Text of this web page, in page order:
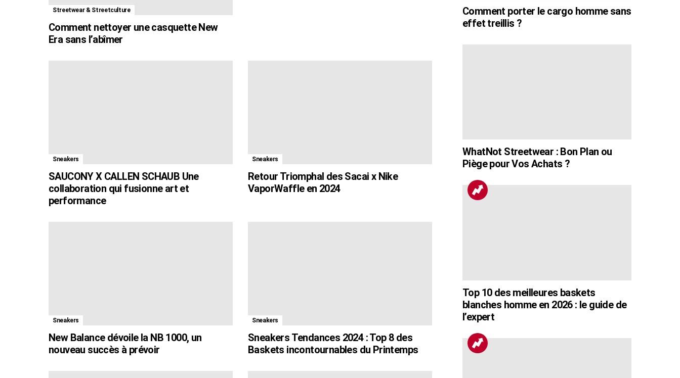
Streetwear & Streetculture
Comment nettoyer une casquette New
Era sans l’abîmer
Sneakers
SAUCONY X CALLEN SCHAUB Une
collaboration qui fusionne art et
performance
Sneakers
Retour Triomphal des Sacai x Nike
VaporWaffle en 2024
Sneakers
New Balance dévoile la NB 1000, un
nouveau succès à prévoir
Sneakers
Sneakers Tendances 2024 : Top 8 des
Baskets incontournables du Printemps
Comment porter le cargo homme sans
effet treillis ?
WhatNot Streetwear : Bon Plan ou
Piège pour Vos Achats ?
Top 10 des meilleures baskets
blanches homme en 2026 : le guide de
l’expert